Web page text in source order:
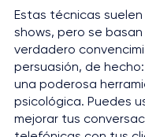
Estas técnicas suelen
shows, pero se basan
verdadero
persuasión, de
una poderosa
psicológica. Puedes
mejorar tus